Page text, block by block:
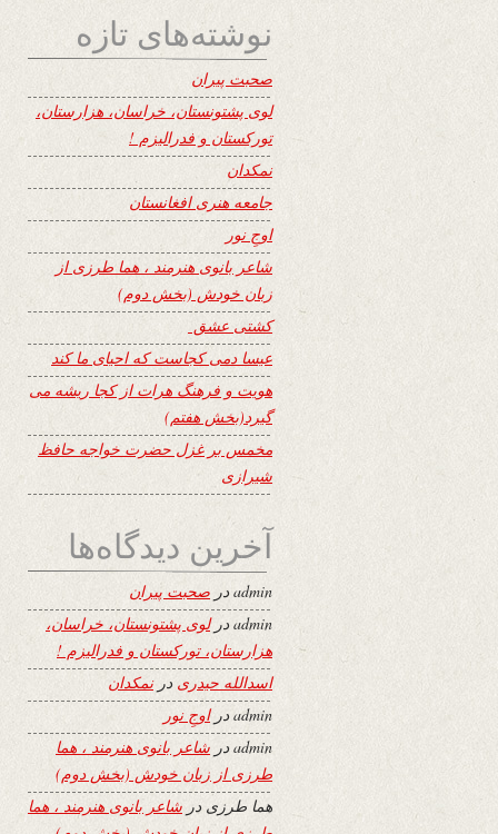
نوشته‌های تازه
صحبت پیران
لوی پشتونستان، خراسان، هزارستان،
تورکستان و فدرالیزم !
نمکدان
جامعه هنری افغانستان
اوجِ نور
شاعر بانوی هنرمند ، هما طرزی از
زبان خودش (بخش دوم)
کشتی عشق
عیسا دمی کجاست که احیای ما کند
هویت و فرهنگ هرات از کجا ریشه می
گیرد(بخش هفتم)
مخمس بر غزل حضرت خواجه حافظ
شیرازی
آخرین دیدگاه‌ها
adminدر صحبت پیران
admin درلوی پشتونستان، خراسان،
هزارستان، تورکستان و فدرالیزم !
اسدالله حیدری درنمکدان
adminدراوجِ نور
adminدر شاعر بانوی هنرمند ، هما
طرزی از زبان خودش (بخش دوم)
هما طرزی در شاعر بانوی هنرمند ، هما